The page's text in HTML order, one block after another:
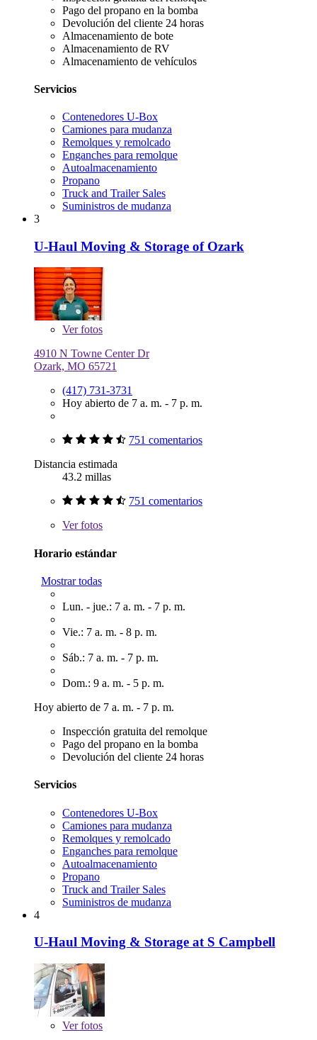
Pago del propano en la bomba
Devolución del cliente 24 horas
Almacenamiento de bote
Almacenamiento de RV
Almacenamiento de vehículos
Servicios
Contenedores U-Box
Camiones para mudanza
Remolques y remolcado
Enganches para remolque
Autoalmacenamiento
Propano
Truck and Trailer Sales
Suministros de mudanza
3
U-Haul Moving & Storage of Ozark
Verfotos
4910 N Towne Center Dr
Ozark, MO 65721
(417) 731-3731
Hoy abierto de 7 a. m. - 7 p. m.
751 comentarios
Distancia estimada
43.2 millas
751 comentarios
Verfotos
Horario estándar
Mostrar todas
Lun. - jue.: 7 a. m. - 7 p. m.
Vie.: 7 a. m. - 8 p. m.
Sáb.: 7 a. m. - 7 p. m.
Dom.: 9 a. m. - 5 p. m.
Hoy abierto de 7 a. m. - 7 p. m.
Inspección gratuita del remolque
Pago del propano en la bomba
Devolución del cliente 24 horas
Servicios
Contenedores U-Box
Camiones para mudanza
Remolques y remolcado
Enganches para remolque
Autoalmacenamiento
Propano
Truck and Trailer Sales
Suministros de mudanza
4
U-Haul Moving & Storage at S Campbell
Verfotos